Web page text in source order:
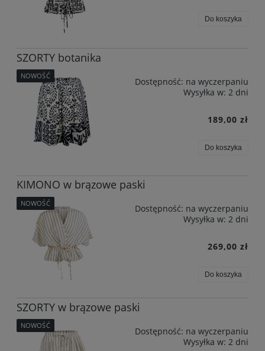
Do koszyka
SZORTY botanika
Dostępność: na wyczerpaniu
Wysyłka w: 2 dni
189,00 zł
Do koszyka
NOWOŚĆ
KIMONO w brązowe paski
Dostępność: na wyczerpaniu
Wysyłka w: 2 dni
269,00 zł
Do koszyka
NOWOŚĆ
SZORTY w brązowe paski
Dostępność: na wyczerpaniu
Wysyłka w: 2 dni
NOWOŚĆ